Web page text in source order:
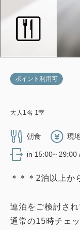
ポイント利用可
大人 1 名 1 室
朝食 現
in 15:00~ 29:00
＊＊＊2泊以上か
連泊をご検討さ
通常の15時チェ